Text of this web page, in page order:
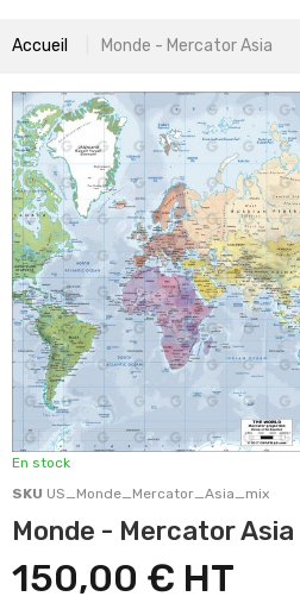
Accueil Monde - Mercator Asia
En stock
SKU US_Monde_Mercator_Asia_mix
Monde - Mercator Asia
150,00 €